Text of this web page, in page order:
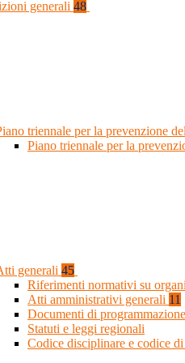
generali 48
triennale per la prevenzione
Piano triennale per la
generali 45
Riferimenti normativi su
Atti amministrativi generali 11
Documenti di
Statuti e leggi regionali
Codice disciplinare e codice